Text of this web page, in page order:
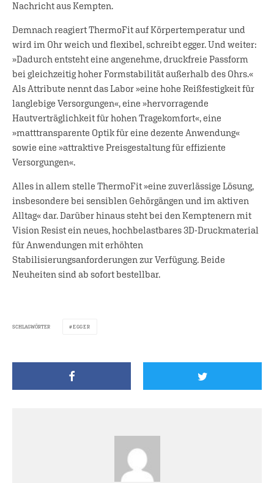
Nachricht aus Kempten.
Demnach reagiert ThermoFit auf Körpertemperatur und
wird im Ohr weich und flexibel, schreibt egger. Und weiter:
»Dadurch entsteht eine angenehme, druckfreie Passform
bei gleichzeitig hoher Formstabilität außerhalb des Ohrs.«
Als Attribute nennt das Labor »eine hohe Reißfestigkeit für
langlebige Versorgungen«, eine »hervorragende
Hautverträglichkeit für hohen Tragekomfort«, eine
»matttransparente Optik für eine dezente Anwendung«
sowie eine »attraktive Preisgestaltung für effiziente
Versorgungen«.
Alles in allem stelle ThermoFit »eine zuverlässige Lösung,
insbesondere bei sensiblen Gehörgängen und im aktiven
Alltag« dar. Darüber hinaus steht bei den Kemptenern mit
Vision Resist ein neues, hochbelastbares 3D-Druckmaterial
für Anwendungen mit erhöhten
Stabilisierungsanforderungen zur Verfügung. Beide
Neuheiten sind ab sofort bestellbar.
SCHLAGWÖRTER EGGER